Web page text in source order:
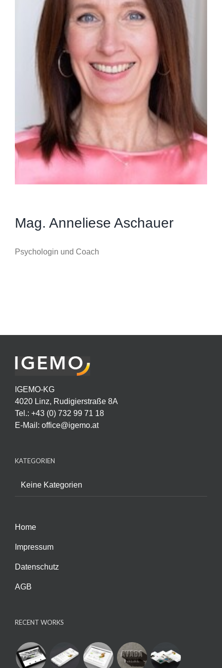
Mag. Anneliese Aschauer
Psychologin und Coach
IGEMO-KG
4020 Linz, Rudigierstraße 8A
Tel.: +43 (0) 732 99 71 18
E-Mail: office@igemo.at
KATEGORIEN
Keine Kategorien
Home
Impressum
Datenschutz
AGB
RECENT WORKS